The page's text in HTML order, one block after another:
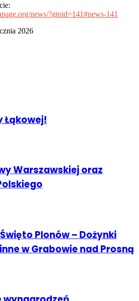
news/?gtnid=141#news-141
2026
Łąkowej!
Warszawskiej oraz
Plonów – Dożynki
w Grabowie nad Prosną